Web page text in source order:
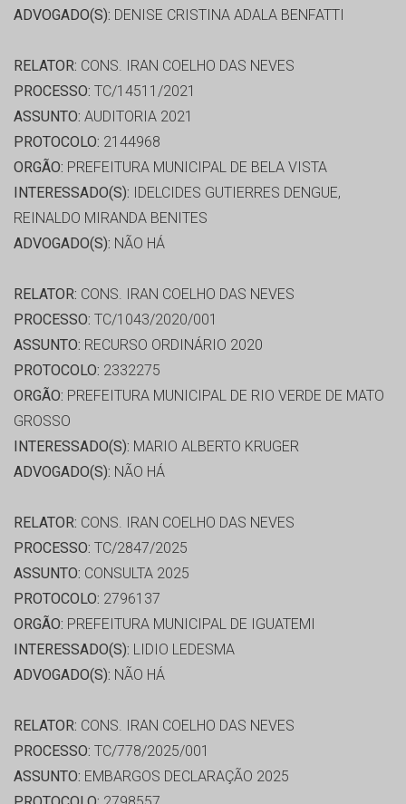
ADVOGADO(S): DENISE CRISTINA ADALA BENFATTI
RELATOR: CONS. IRAN COELHO DAS NEVES
PROCESSO: TC/14511/2021
ASSUNTO: AUDITORIA 2021
PROTOCOLO: 2144968
ORGÃO: PREFEITURA MUNICIPAL DE BELA VISTA
INTERESSADO(S): IDELCIDES GUTIERRES DENGUE,
REINALDO MIRANDA BENITES
ADVOGADO(S): NÃO HÁ
RELATOR: CONS. IRAN COELHO DAS NEVES
PROCESSO: TC/1043/2020/001
ASSUNTO: RECURSO ORDINÁRIO 2020
PROTOCOLO: 2332275
ORGÃO: PREFEITURA MUNICIPAL DE RIO VERDE DE MATO
GROSSO
INTERESSADO(S): MARIO ALBERTO KRUGER
ADVOGADO(S): NÃO HÁ
RELATOR: CONS. IRAN COELHO DAS NEVES
PROCESSO: TC/2847/2025
ASSUNTO: CONSULTA 2025
PROTOCOLO: 2796137
ORGÃO: PREFEITURA MUNICIPAL DE IGUATEMI
INTERESSADO(S): LIDIO LEDESMA
ADVOGADO(S): NÃO HÁ
RELATOR: CONS. IRAN COELHO DAS NEVES
PROCESSO: TC/778/2025/001
ASSUNTO: EMBARGOS DECLARAÇÃO 2025